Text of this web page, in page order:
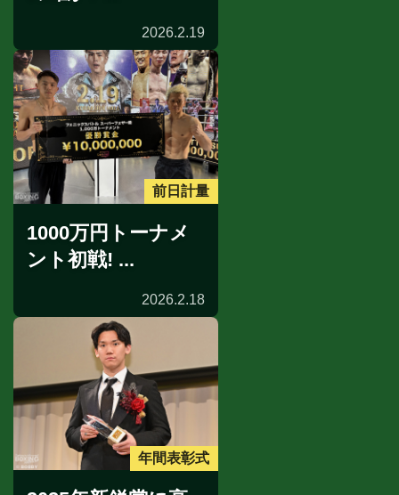
2026.2.19
前日計量
1000万円トーナメ
ント初戦! ...
2026.2.18
年間表彰式